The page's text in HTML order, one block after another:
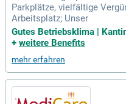
Parkplätze, vielfältige
Arbeitsplatz; Unser
Gutes Betriebsklima |
+ weitere Benefits
mehr erfahren